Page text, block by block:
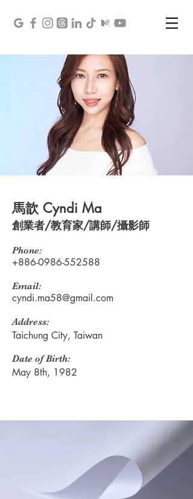
馬歆 Cyndi Ma
創業者/教育家/講師/攝影師
Phone:
+886-0986-552588
Email:
cyndi.ma58@gmail.com
Address:
Taichung City, Taiwan
Date of Birth:
May 8th, 1982